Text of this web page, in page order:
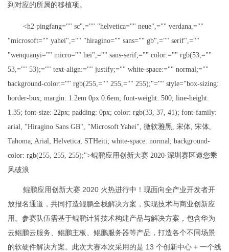
到对应的所属的移植项。
<h2 pingfang="" sc",="" "helvetica="" neue",="" verdana,=""
"microsoft="" yahei",="" "hiragino="" sans="" gb",="" serif",=""
"wenquanyi="" micro="" hei",="" sans-serif;="" color:="" rgb(53,=""
53,="" 53);="" text-align:="" justify;="" white-space:="" normal;=""
background-color:="" rgb(255,="" 255,="" 255);"="" style="box-sizing:
border-box; margin: 1.2em 0px 0.6em; font-weight: 500; line-height:
1.35; font-size: 22px; padding: 0px; color: rgb(33, 37, 41); font-family:
arial, "Hiragino Sans GB", "Microsoft Yahei", 微软雅黑, 宋体, 宋体,
Tahoma, Arial, Helvetica, STHeiti; white-space: normal; background-
color: rgb(255, 255, 255);">鲲鹏应用创新大赛 2020·深圳赛区邀您乘
风破浪
鲲鹏应用创新大赛 2020 火热进行中！现面向全产业开发者开
放报名通道，共同打造鲲鹏全栈解决方案，实现技术与商业创新应
用。参赛队伍需基于鲲鹏计算技术构建产品与解决方案，包含华为
云鲲鹏云服务、鲲鹏主板、鲲鹏服务器等产品，打造各个不同场景
的软硬件解决方案。此次大赛本次采用的是 13 个创新中心 + 一个线